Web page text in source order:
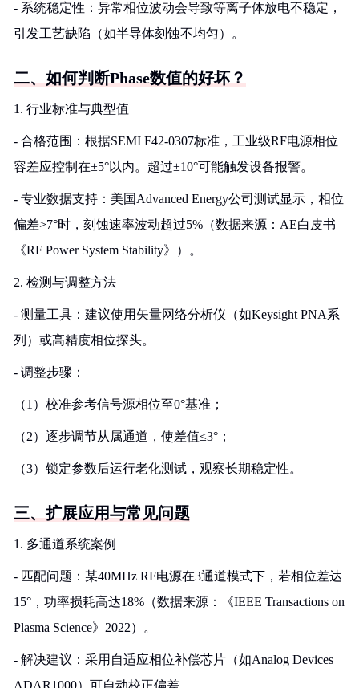
- 系统稳定性：异常相位波动会导致等离子体放电不稳定，
引发工艺缺陷（如半导体刻蚀不均匀）。
二、如何判断Phase数值的好坏？
1. 行业标准与典型值
- 合格范围：根据SEMI F42-0307标准，工业级RF电源相位
容差应控制在±5°以内。超过±10°可能触发设备报警。
- 专业数据支持：美国Advanced Energy公司测试显示，相位
偏差>7°时，刻蚀速率波动超过5%（数据来源：AE白皮书
《RF Power System Stability》）。
2. 检测与调整方法
- 测量工具：建议使用矢量网络分析仪（如Keysight PNA系
列）或高精度相位探头。
- 调整步骤：
（1）校准参考信号源相位至0°基准；
（2）逐步调节从属通道，使差值≤3°；
（3）锁定参数后运行老化测试，观察长期稳定性。
三、扩展应用与常见问题
1. 多通道系统案例
- 匹配问题：某40MHz RF电源在3通道模式下，若相位差达
15°，功率损耗高达18%（数据来源：《IEEE Transactions on
Plasma Science》2022）。
- 解决建议：采用自适应相位补偿芯片（如Analog Devices
ADAR1000）可自动校正偏差。